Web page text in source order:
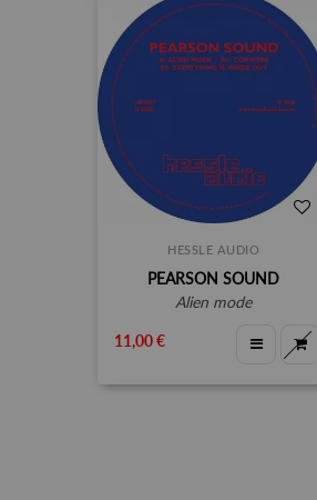
HESSLE AUDIO
PEARSON SOUND
alien mode
11,00 €